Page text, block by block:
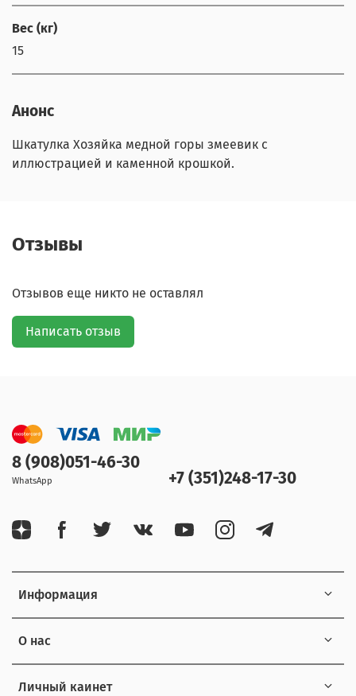
Вес (кг)
15
Анонс
Шкатулка Хозяйка медной горы змеевик с
иллюстрацией и каменной крошкой.
Отзывы
Отзывов еще никто не оставлял
Написать отзыв
Информация
О нас
Личный каинет
8 (908)051-46-30
WhatsApp +7 (351)248-17-30